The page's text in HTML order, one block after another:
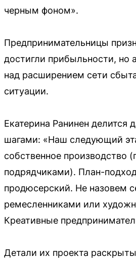
черным фоном».
Предпринимательницы
достигли прибыльности, но
над расширением сети
ситуации.
Екатерина Ранинен делится
шагами: «Наш следующий
собственное производство
подрядчиками). План-
продюсерский. Не назовем
ремесленниками или
Креативные
Детали их проекта